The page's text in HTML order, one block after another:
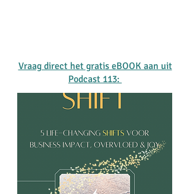
Vraag direct het gratis eBOOK aan uit
Podcast 113: